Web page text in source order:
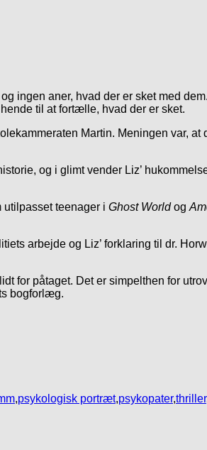
ingen aner, hvad der er sket med
til at fortælle, hvad der er sket.
Martin. Meningen var,
og i glimt vender Liz’
teenager i Ghost Worldog
arbejde og Liz’ forklaring til dr.
for påtaget. Det er simpelthen for
bogforlæg.
,psykologisk portræt,psykopater,thriller